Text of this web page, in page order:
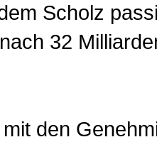
Scholz
32
den